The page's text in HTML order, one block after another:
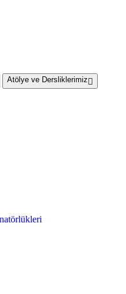
Atölye ve Dersliklerimiz